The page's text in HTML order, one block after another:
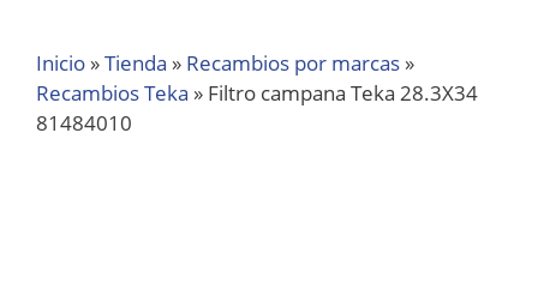
Inicio »Tienda » Recambios por marcas »
Recambios Teka » Filtro campana Teka 28.3X34
81484010